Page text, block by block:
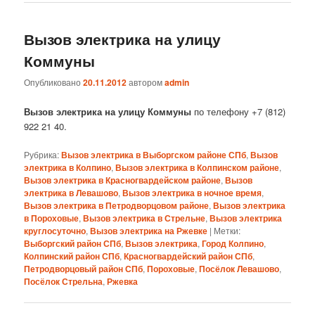
Вызов электрика на улицу
Коммуны
Опубликовано20.11.2012авторомadmin
Вызов электрика на улицу Коммуны по телефону +7 (812)
922 21 40.
Рубрика:Вызов электрика в Выборгском районе СПб,Вызов
электрика в Колпино,Вызов электрика в Колпинском районе,
Вызов электрика в Красногвардейском районе,Вызов
электрика в Левашово,Вызов электрика в ночное время,
Вызов электрика в Петродворцовом районе,Вызов электрика
в Пороховые,Вызов электрика в Стрельне,Вызов электрика
круглосуточно,Вызов электрика на Ржевке | Метки:
Выборгский район СПб,Вызов электрика,Город Колпино,
Колпинский район СПб,Красногвардейский район СПб,
Петродворцовый район СПб,Пороховые,Посёлок Левашово,
Посёлок Стрельна,Ржевка